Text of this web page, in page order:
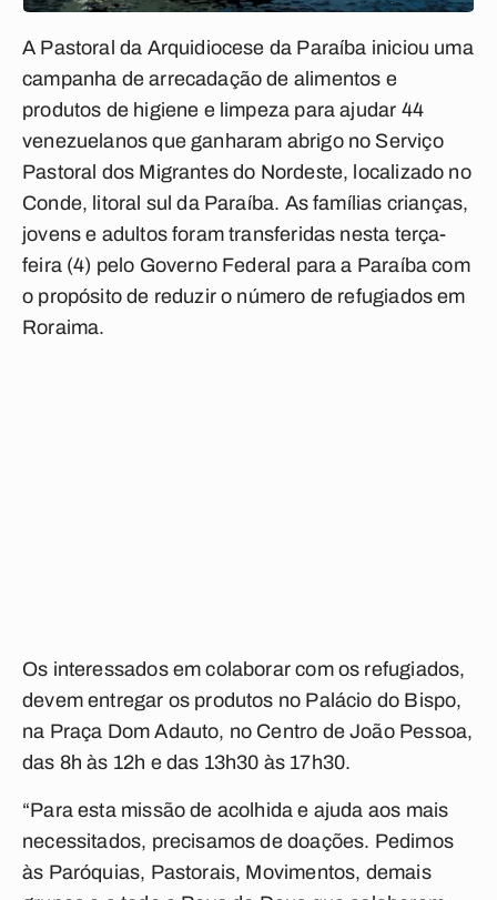
A Pastoral da Arquidiocese da Paraíba iniciou uma
campanha de arrecadação de alimentos e
produtos de higiene e limpeza para ajudar 44
venezuelanos que ganharam abrigo no Serviço
Pastoral dos Migrantes do Nordeste, localizado no
Conde, litoral sul da Paraíba. As famílias crianças,
jovens e adultos foram transferidas nesta terça-
feira (4) pelo Governo Federal para a Paraíba com
o propósito de reduzir o número de refugiados em
Roraima.
Os interessados em colaborar com os refugiados,
devem entregar os produtos no Palácio do Bispo,
na Praça Dom Adauto, no Centro de João Pessoa,
das 8h às 12h e das 13h30 às 17h30.
“Para esta missão de acolhida e ajuda aos mais
necessitados, precisamos de doações. Pedimos
às Paróquias, Pastorais, Movimentos, demais